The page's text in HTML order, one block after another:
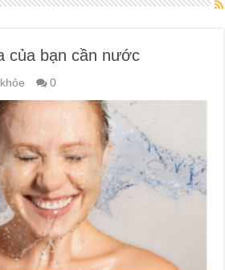
của bạn cần nước
0